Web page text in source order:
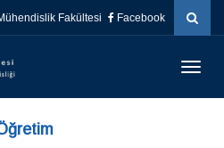
Fakültesi Facebook